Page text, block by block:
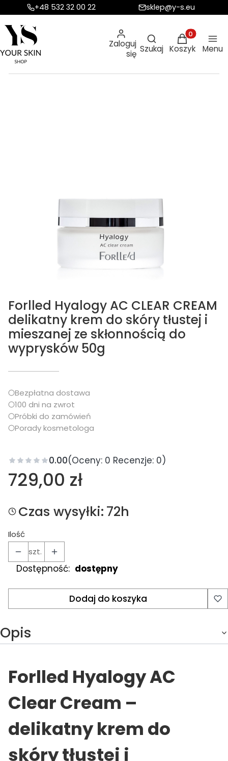
+48 532 32 00 22 sklep@y-s.eu
Zaloguj
się
Otwórz
Szukaj
Produkty w
Koszyk Menu
Forlled Hyalogy AC CLEAR CREAM
delikatny krem do skóry tłustej i
mieszanej ze skłonnością do
wyprysków 50g
Bezpłatna dostawa
100 dni na zwrot
Próbki do zamówień
Porady kosmetologa
0.00(Oceny: 0 Recenzje: 0)
Cena
729,00 zł
Czas wysyłki:72h
Ilość
szt.
Dostępność: dostępny
Dodaj do koszyka
Opis
Forlled Hyalogy AC
Clear Cream –
delikatny krem do
skóry tłustej i